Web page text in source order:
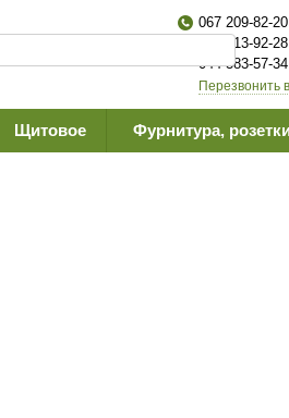
067 209-82-20
063 613-92-28
044 383-57-34
Перезвонить
Щитовое Фурнитура,